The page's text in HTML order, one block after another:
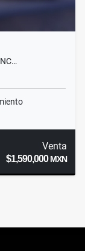
Venta
$1,590,000MXN